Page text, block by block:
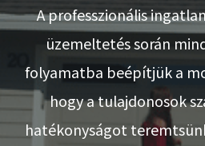
A professzionális
üzemeltetés során
folyamatba beépítjük a
hogy a tulajdonosok
hatékonyságot